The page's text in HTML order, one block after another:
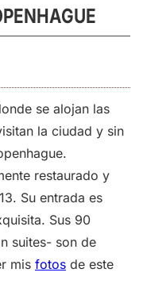
se alojan las
la ciudad y sin
restaurado y
Su entrada es
Sus 90
suites- son de
mis fotos de este